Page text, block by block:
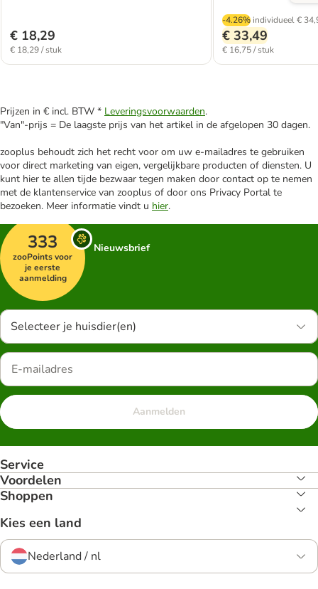
€ 18,29
€ 18,29 / stuk
-4.26% individueel €
€ 33,49
€ 16,75 / stuk
Prijzen in € incl. BTW * Leveringsvoorwaarden.
"Van"-prijs = De laagste prijs van het artikel in de afgelopen 30 dagen.
zooplus behoudt zich het recht voor om uw e-mailadres te gebruiken
voor direct marketing van eigen, vergelijkbare producten of diensten. U
kunt hier te allen tijde bezwaar tegen maken door contact op te nemen
met de klantenservice van zooplus of door ons Privacy Portal te
bezoeken. Meer informatie vindt u hier.
333
zooPoints voor
je eerste
aanmelding
Nieuwsbrief
Selecteer je huisdier(en)
Aanmelden
Service
Voordelen
Shoppen
Kies een land
Nederland / nl